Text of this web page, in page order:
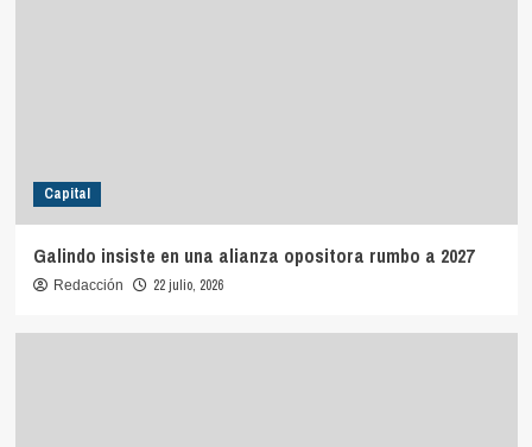
Capital
Galindo insiste en una alianza opositora rumbo a 2027
Redacción 22 julio, 2026